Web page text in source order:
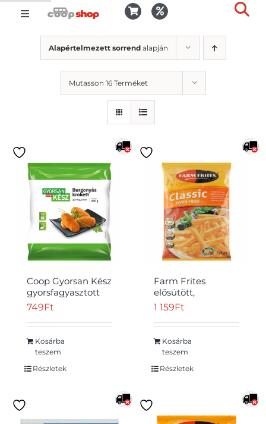
Kihagyás
Toggle
Bejelentkezés
Kiszállítás
Átvétel
Termékek
Alapértelmezett sorrendalapján
Mutasson 16 Terméket
Coop Gyorsan Kész
gyorsfagyasztott
burgonyás krokett
749Ft
Kosárba
teszem
Részletek
Farm Frites
elősütött,
gyorsfagyasztott
burgonyahasábok
sütőbe 750 g
1 159Ft
Kosárba
teszem
Részletek